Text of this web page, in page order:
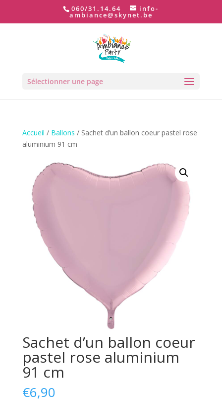
060/31.14.64 info-
ambiance@skynet.be
Sélectionner une page
Accueil / Ballons / Sachet d’un ballon coeur pastel rose
aluminium 91 cm
Sachet d’un ballon coeur
pastel rose aluminium
91 cm
€6,90